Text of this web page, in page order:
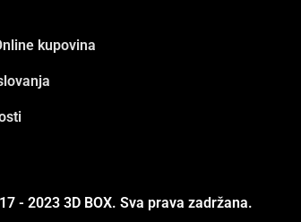
kupovina
- 2023 3D BOX. Sva prava zadržana.